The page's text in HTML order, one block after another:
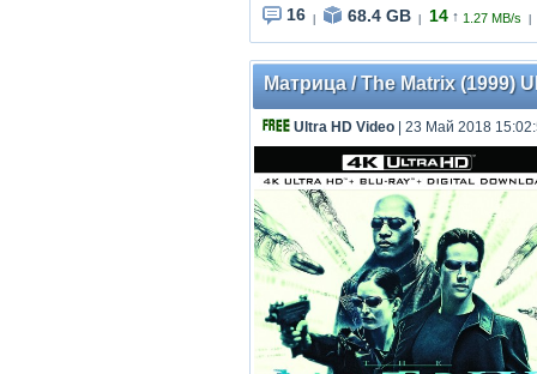
16 68.4 GB 14 ↑ 1.27 MB/s
Матрица / The Matrix (1999)
Ultra HD Video | 23 Май 2018